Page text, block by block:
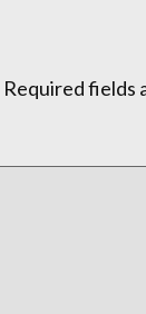
Required fields